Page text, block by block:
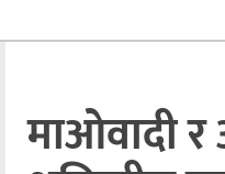
अन्तराष्ट्रिय
अन्तर्वार्ता
माओवादी